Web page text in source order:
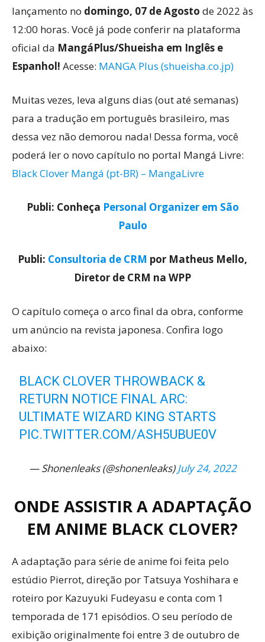
lançamento no domingo, 07 de Agosto de 2022 às
12:00 horas. Você já pode conferir na plataforma
oficial da MangáPlus/Shueisha em Inglês e
Espanhol! Acesse: MANGA Plus (shueisha.co.jp)
Muitas vezes, leva alguns dias (out até semanas)
para a tradução em português brasileiro, mas
dessa vez não demorou nada! Dessa forma, você
poderá ler o novo capítulo no portal Mangá Livre:
Black Clover Mangá (pt-BR) – MangaLivre
Publi: Conheça Personal Organizer em São
Paulo
Publi: Consultoria de CRM por Matheus Mello,
Diretor de CRM na WPP
O capítulo começa o arco final da obra, conforme
um anúncio na revista japonesa. Confira logo
abaixo:
BLACK CLOVER THROWBACK &
RETURN NOTICE FINAL ARC:
ULTIMATE WIZARD KING STARTS
PIC.TWITTER.COM/ASH5UBUE0V
— Shonenleaks (@shonenleaks)July 24, 2022
ONDE ASSISTIR A ADAPTAÇÃO
EM ANIME BLACK CLOVER?
A adaptação para série de anime foi feita pelo
estúdio Pierrot, direção por Tatsuya Yoshihara e
roteiro por Kazuyuki Fudeyasu e conta com 1
temporada de 171 episódios. O seu período de
exibição originalmente foi entre 3 de outubro de